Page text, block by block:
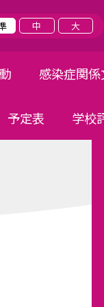
中 大
感染症関
予定表 学校